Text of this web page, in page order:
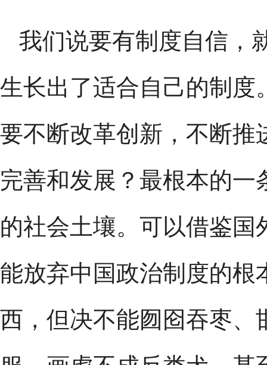
我们说要有制度自信，
生长出了适合自己的制度
要不断改革创新，不断推
完善和发展？最根本的
的社会土壤。可以借鉴
能放弃中国政治制度的根
西，但决不能囫囵吞枣、